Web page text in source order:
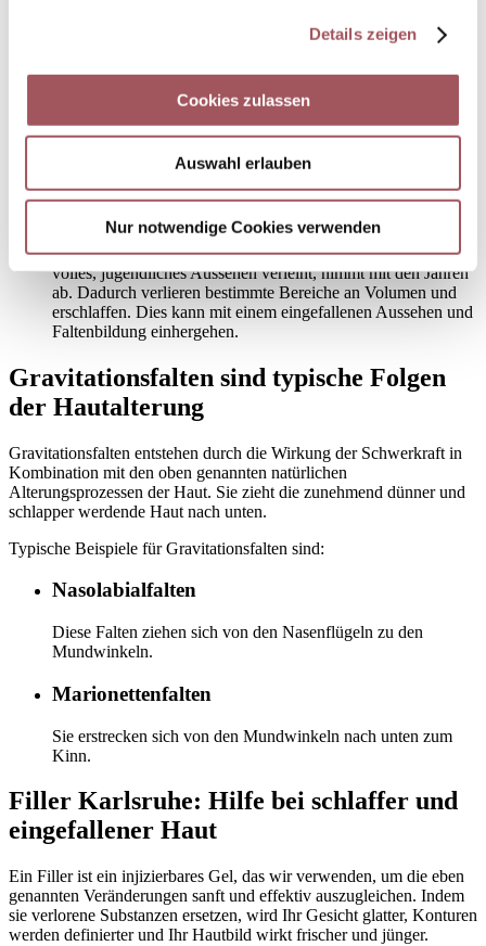
Details zeigen
Cookies zulassen
Auswahl erlauben
Nur notwendige Cookies verwenden
Verminderte Hyaluronsäure-Produktion
Hyaluronsäure ist ein natürlicher Feuchtigkeitsspender der
Haut, der große Mengen an Wasser binden kann. Etwa ab
dem 25. Lebensjahr verringert der Körper seine Produktion.
Auch das Unterhautfettgewebe, das die Haut stützt und ihr ein
volles, jugendliches Aussehen verleiht, nimmt mit den Jahren
ab. Dadurch verlieren bestimmte Bereiche an Volumen und
erschlaffen. Dies kann mit einem eingefallenen Aussehen und
Faltenbildung einhergehen.
Gravitationsfalten sind typische Folgen
der Hautalterung
Gravitationsfalten entstehen durch die Wirkung der Schwerkraft in
Kombination mit den oben genannten natürlichen
Alterungsprozessen der Haut. Sie zieht die zunehmend dünner und
schlapper werdende Haut nach unten.
Typische Beispiele für Gravitationsfalten sind:
Nasolabialfalten
Diese Falten ziehen sich von den Nasenflügeln zu den
Mundwinkeln.
Marionettenfalten
Sie erstrecken sich von den Mundwinkeln nach unten zum
Kinn.
Filler Karlsruhe: Hilfe bei schlaffer und
eingefallener Haut
Ein Filler ist ein injizierbares Gel, das wir verwenden, um die eben
genannten Veränderungen sanft und effektiv auszugleichen. Indem
sie verlorene Substanzen ersetzen, wird Ihr Gesicht glatter, Konturen
werden definierter und Ihr Hautbild wirkt frischer und jünger.